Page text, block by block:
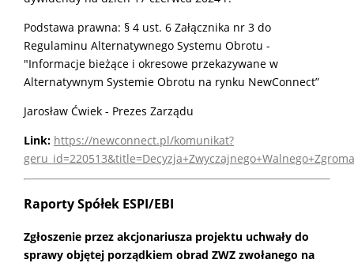
Podstawa prawna: § 4 ust. 6 Załącznika nr 3 do
Regulaminu Alternatywnego Systemu Obrotu -
"Informacje bieżące i okresowe przekazywane w
Alternatywnym Systemie Obrotu na rynku NewConnect”
Jarosław Ćwiek - Prezes Zarządu
Link: https://newconnect.pl/komunikat?
Raporty Spółek ESPI/EBI
Zgłoszenie przez akcjonariusza projektu uchwały do
sprawy objętej porządkiem obrad ZWZ zwołanego na